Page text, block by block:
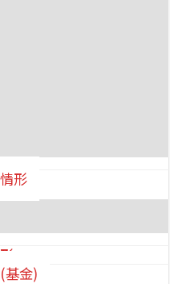
形
基金)